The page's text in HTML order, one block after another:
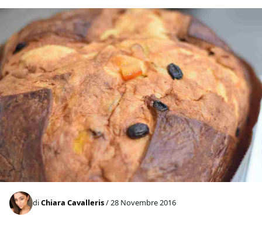
diChiara Cavalleris/ 28 Novembre 2016